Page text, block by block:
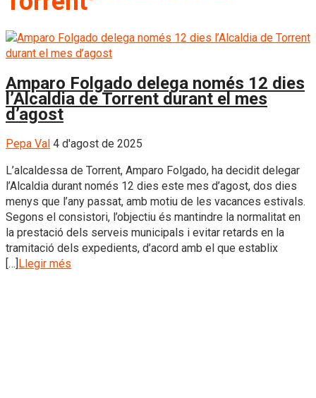
Amparo Folgado delega només 12 dies
l’Alcaldia de Torrent durant el mes
d’agost
Pepa Val 4 d'agost de 2025
L’alcaldessa de Torrent, Amparo Folgado, ha decidit delegar
l’Alcaldia durant només 12 dies este mes d’agost, dos dies
menys que l’any passat, amb motiu de les vacances estivals.
Segons el consistori, l’objectiu és mantindre la normalitat en
la prestació dels serveis municipals i evitar retards en la
tramitació dels expedients, d’acord amb el que establix
[…]Llegir més